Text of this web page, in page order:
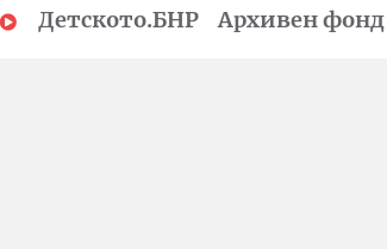
Детското.БНР Архивен